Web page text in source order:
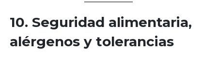
10. Seguridad alimentaria,
alérgenos y tolerancias